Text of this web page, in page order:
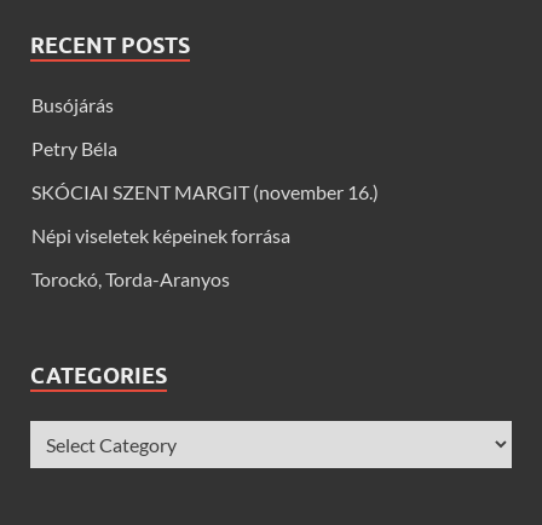
RECENT POSTS
Busójárás
Petry Béla
SKÓCIAI SZENT MARGIT (november 16.)
Népi viseletek képeinek forrása
Torockó, Torda-Aranyos
CATEGORIES